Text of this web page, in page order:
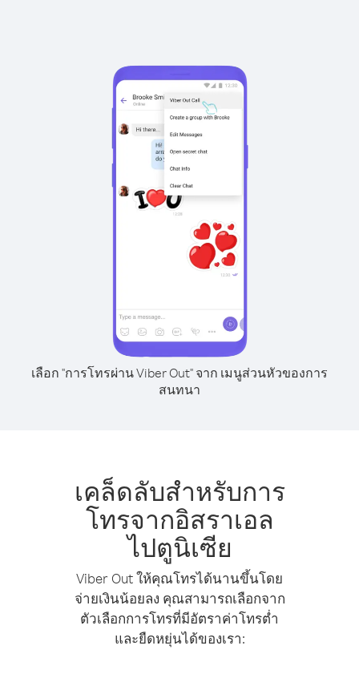
เลือก "การโทรผ่าน Viber Out" จาก เมนูส่วนหัวของการ
สนทนา
เคล็ดลับสำหรับการ
โทรจากอิสราเอล
ไปตูนิเซีย
Viber Out ให้คุณโทรได้นานขึ้นโดย
จ่ายเงินน้อยลง คุณสามารถเลือกจาก
ตัวเลือกการโทรที่มีอัตราค่าโทรต่ำ
และยืดหยุ่นได้ของเรา: